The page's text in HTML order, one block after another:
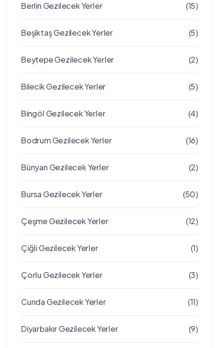
Berlin Gezilecek Yerler (15)
Beşiktaş Gezilecek Yerler (5)
Beytepe Gezilecek Yerler (2)
Bilecik Gezilecek Yerler (5)
Bingöl Gezilecek Yerler (4)
Bodrum Gezilecek Yerler (16)
Bünyan Gezilecek Yerler (2)
Bursa Gezilecek Yerler (50)
Çeşme Gezilecek Yerler (12)
Çiğli Gezilecek Yerler (1)
Çorlu Gezilecek Yerler (3)
Cunda Gezilecek Yerler (11)
Diyarbakır Gezilecek Yerler (9)